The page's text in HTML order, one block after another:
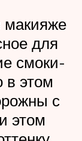
макияже
для
смоки-
в этом
с
этом